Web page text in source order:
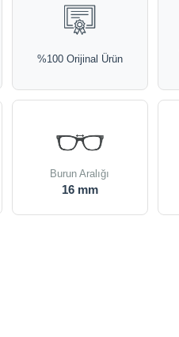
%100 Orijinal Ürün
Burun Aralığı
16 mm